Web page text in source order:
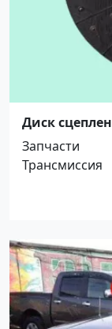
Диск
Форвард,
Запчасти
Трансмиссия